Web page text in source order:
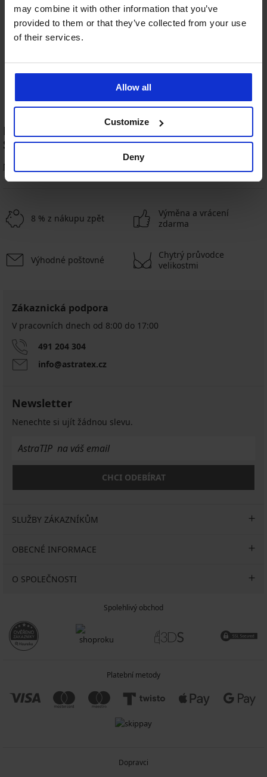
may combine it with other information that you’ve
provided to them or that they’ve collected from your use
of their services.
Allow all
Customize
Deny
Sportovní podprsenka Shock
absorber Ultimate Run Bra...
Sportovní podprsenka Shock
1 499 KčkódALL25
Nejoblíbenější kategorie produktů značky
SHOCK ABSORBER
Nevyztužené podprsenky
8 % z nákupu zpět
Výměna a vrácení
zdarma
Výhodné poštovné
Chytrý průvodce
velikostmi
Zákaznická podpora
V pracovních dnech od 8:00 do 17:00
491 204 304
info@astratex.cz
Newsletter
Nenechte si ujít žádnou slevu.
CHCI ODEBÍRAT
SLUŽBY ZÁKAZNÍKŮM
OBECNÉ INFORMACE
O SPOLEČNOSTI
Spolehlivý obchod
Platební metody
Dopravci